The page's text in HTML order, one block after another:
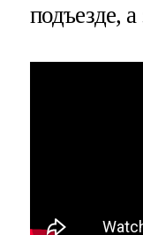
подъезде,